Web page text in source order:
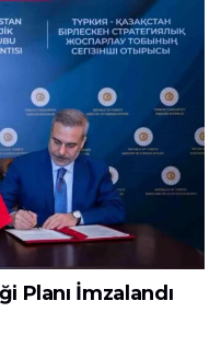
Planı İmzalandı